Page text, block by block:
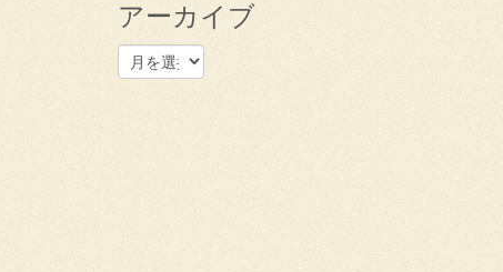
アーカイブ